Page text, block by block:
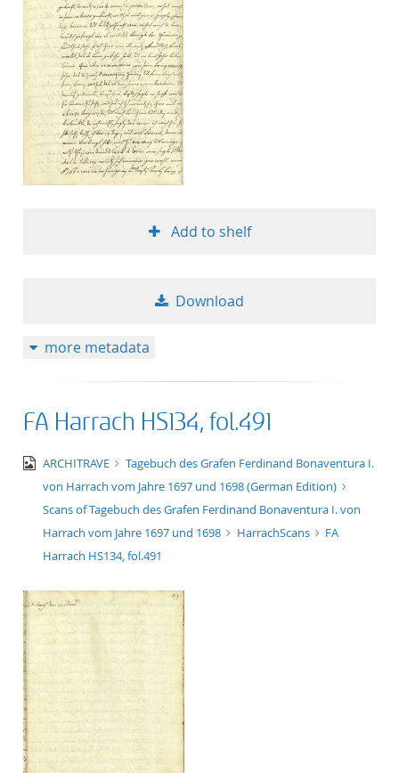
Add to shelf
Download
more metadata
FA Harrach HS134, fol.491
image/jpeg
ARCHITRAVE
Tagebuch des Grafen Ferdinand Bonaventura I.
von Harrach vom Jahre 1697 und 1698 (German Edition)
Scans of Tagebuch des Grafen Ferdinand Bonaventura I. von
Harrach vom Jahre 1697 und 1698
HarrachScans
FA
Harrach HS134, fol.491